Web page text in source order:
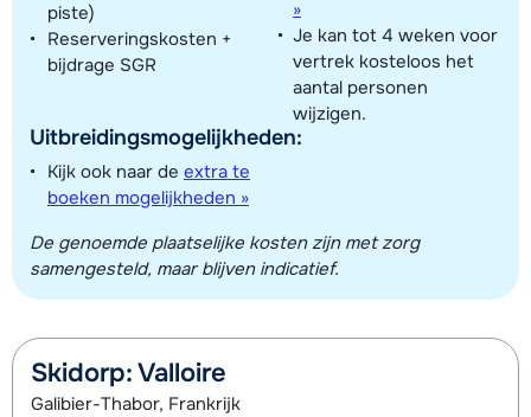
Toon alle accommodaties in dit gebied
Deze kaart geeft een indicatie van de ligging van onze accommodaties. De
exacte locatie kan enigszins afwijken.
piste)
Reserveringskosten +
bijdrage SGR
Uitbreidingsmogelijkheden:
Kijk ook naar de extra te
boeken mogelijkheden »
»
Je kan tot 4 weken voor
vertrek kosteloos het
aantal personen
wijzigen.
De genoemde plaatselijke kosten zijn met zorg
samengesteld, maar blijven indicatief.
Skidorp: Valloire
Galibier-Thabor, Frankrijk